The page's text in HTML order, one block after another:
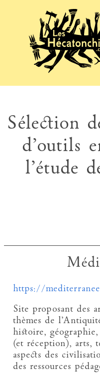
Sélection
d’outils
l’étude
https://
Site proposant des
thèmes de
histoire,
(et réception), arts,
aspects des
des ressources